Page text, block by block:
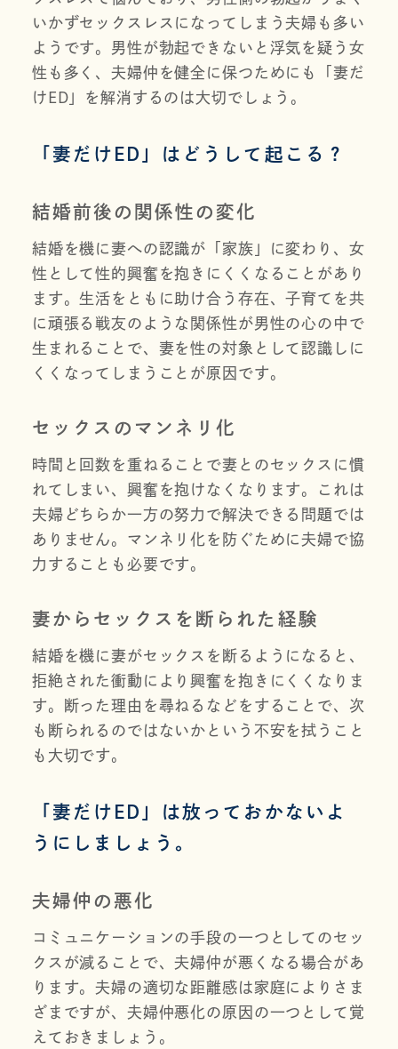
いかずセックスレスになってしまう夫婦も多い
ようです。男性が勃起できないと浮気を疑う女
性も多く、夫婦仲を健全に保つためにも「妻だ
けED」を解消するのは大切でしょう。
「妻だけED」はどうして起こる？
結婚前後の関係性の変化
結婚を機に妻への認識が「家族」に変わり、女
性として性的興奮を抱きにくくなることがあり
ます。生活をともに助け合う存在、子育てを共
に頑張る戦友のような関係性が男性の心の中で
生まれることで、妻を性の対象として認識しに
くくなってしまうことが原因です。
セックスのマンネリ化
時間と回数を重ねることで妻とのセックスに慣
れてしまい、興奮を抱けなくなります。これは
夫婦どちらか一方の努力で解決できる問題では
ありません。マンネリ化を防ぐために夫婦で協
力することも必要です。
妻からセックスを断られた経験
結婚を機に妻がセックスを断るようになると、
拒絶された衝動により興奮を抱きにくくなりま
す。断った理由を尋ねるなどをすることで、次
も断られるのではないかという不安を拭うこと
も大切です。
「妻だけED」は放っておかないよ
うにしましょう。
夫婦仲の悪化
コミュニケーションの手段の一つとしてのセッ
クスが減ることで、夫婦仲が悪くなる場合があ
ります。夫婦の適切な距離感は家庭によりさま
ざまですが、夫婦仲悪化の原因の一つとして覚
えておきましょう。